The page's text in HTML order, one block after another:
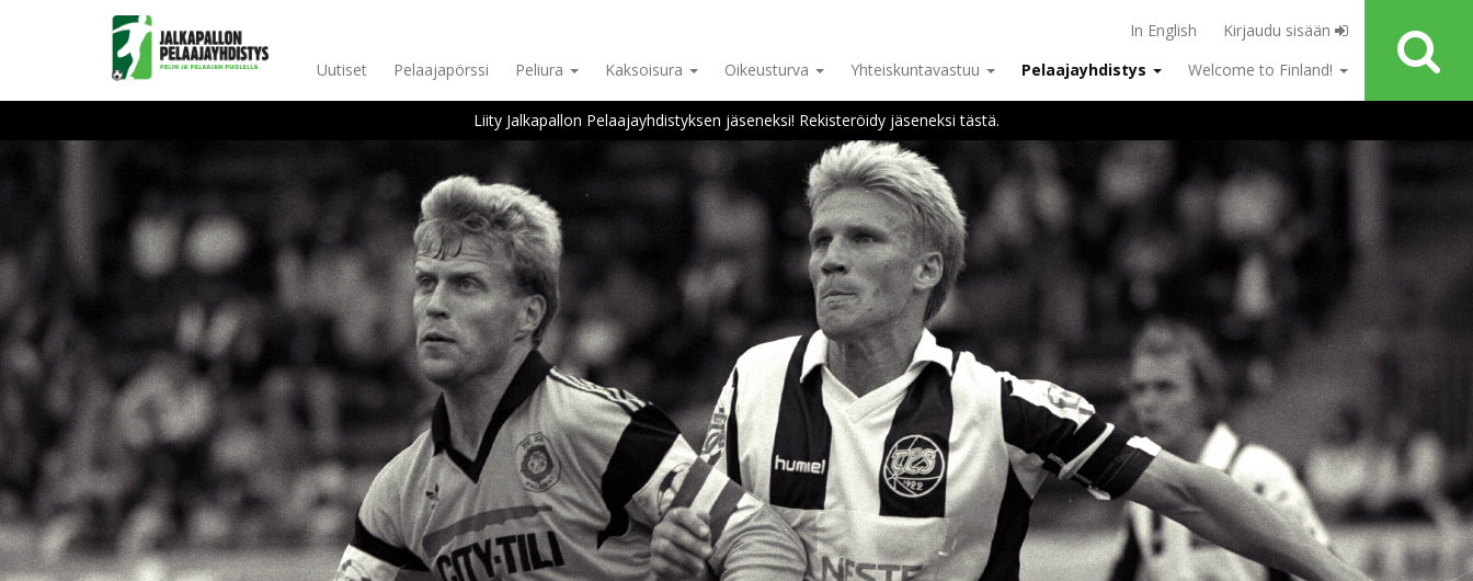
In English
Kirjaudu sisään
Uutiset
Pelaajapörssi Peliura Kaksoisura Oikeusturva Yhteiskuntavastuu Pelaajayhdistys Welcome to Finland!
Liity Jalkapallon Pelaajayhdistyksen jäseneksi! Rekisteröidy jäseneksi tästä.